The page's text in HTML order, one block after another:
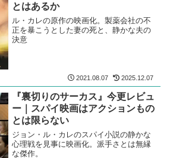
とはあるか
ル・カレの原作の映画化。製薬会社の不
正を暴こうとした妻の死と、静かな夫の
決意
2021.08.07 2025.12.07
『裏切りのサーカス』今更レビュ
ー｜スパイ映画はアクションもの
とは限らない
ジョン・ル・カレのスパイ小説の静かな
心理戦を見事に映画化。派手さとは無縁
な傑作。